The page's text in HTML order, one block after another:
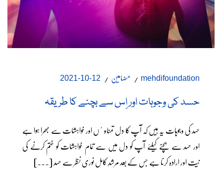
mehdifoundation مضامین 12-10-2021
حسد کی وجوہات اور اِس سے بچنے کا طریقہ
حسد کی وجوہات یہ ہیں کہ آپ کا دل تمناوٴں اور خواہشات سے بھرا ہوا ہے
اور حسد سے بچنے کیلئے آپ کو دل میں سے تمام خواہشات کو ختم کرنے کی
نیت اور ارادہ کرنا ہے جس کے بعد مرشدِ کامل نوری نظر سے حسد [...]